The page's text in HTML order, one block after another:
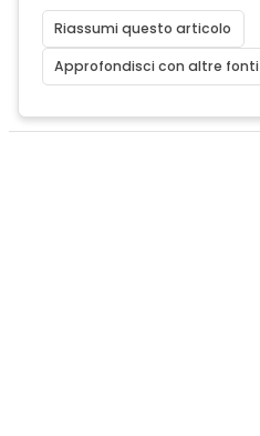
Riassumi questo articolo
Approfondisci con altre fonti